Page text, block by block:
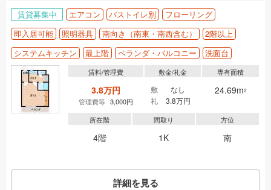
賃貸募集中 エアコン バストイレ別
フローリング
即入居可能
照明器具 南向き（南東・南西含む）
2階以上
システムキッチン
最上階 ベランダ・バルコニー 洗面台
賃料/管理費
3.8万円
管理費等 3,000円
敷金/礼金
敷
なし
礼
3.8万円
専有面積
24.69m2
所在階
4階
間取り
1K
方位
南
詳細を見る